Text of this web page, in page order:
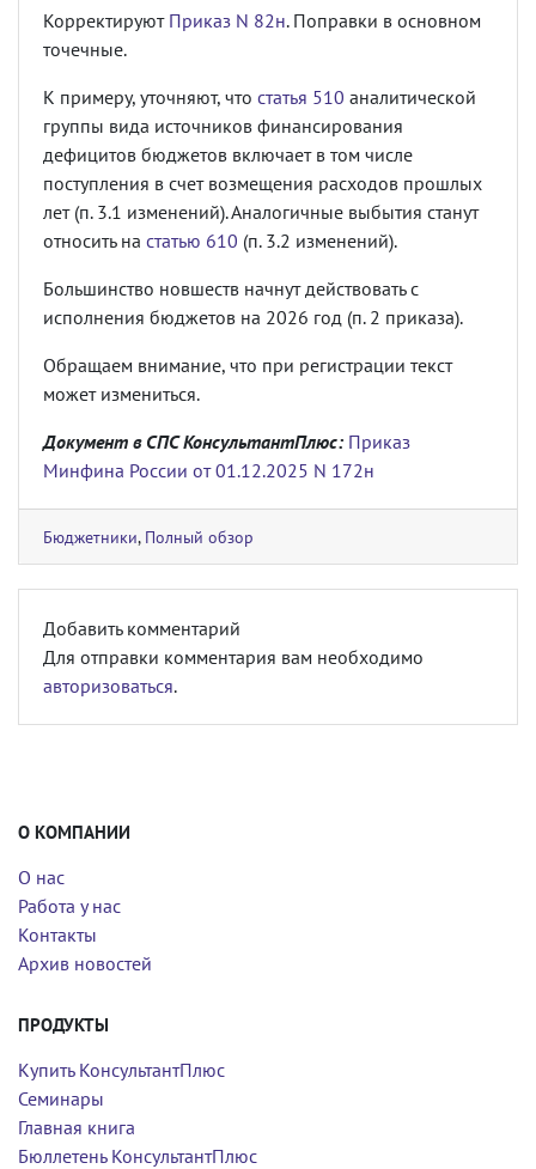
Корректируют Приказ N 82н. Поправки в основном
точечные.
К примеру, уточняют, что статья 510 аналитической
группы вида источников финансирования
дефицитов бюджетов включает в том числе
поступления в счет возмещения расходов прошлых
лет (п. 3.1 изменений). Аналогичные выбытия станут
относить на статью 610 (п. 3.2 изменений).
Большинство новшеств начнут действовать с
исполнения бюджетов на 2026 год (п. 2 приказа).
Обращаем внимание, что при регистрации текст
может измениться.
Документ в СПС КонсультантПлюс: Приказ
Минфина России от 01.12.2025 N 172н
Бюджетники, Полный обзор
Добавить комментарий
Для отправки комментария вам необходимо
авторизоваться.
О КОМПАНИИ
О нас
Работа у нас
Контакты
Архив новостей
ПРОДУКТЫ
Купить КонсультантПлюс
Семинары
Главная книга
Бюллетень КонсультантПлюс